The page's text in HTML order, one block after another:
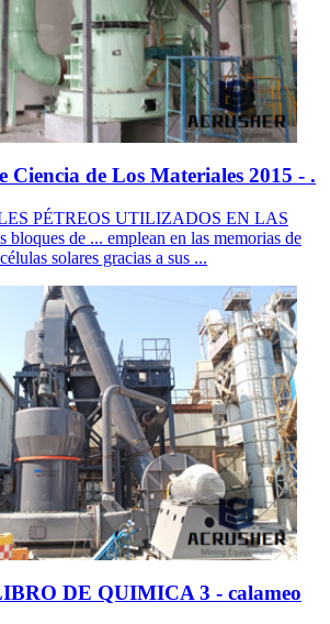
Ciencia de Los Materiales 2015 - .
PÉTREOS UTILIZADOS EN LAS
de ... emplean en las memorias de
solares gracias a sus ...
DE QUIMICA 3 - calameo